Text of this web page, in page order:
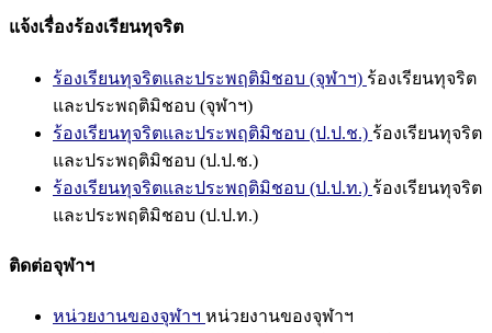
แจ้งเรื่องร้องเรียนทุจริต
ร้องเรียนทุจริตและประพฤติมิชอบ (จุฬาฯ) ร้องเรียนทุจริต
และประพฤติมิชอบ (จุฬาฯ)
ร้องเรียนทุจริตและประพฤติมิชอบ (ป.ป.ช.) ร้องเรียนทุจริต
และประพฤติมิชอบ (ป.ป.ช.)
ร้องเรียนทุจริตและประพฤติมิชอบ (ป.ป.ท.) ร้องเรียนทุจริต
และประพฤติมิชอบ (ป.ป.ท.)
ติดต่อจุฬาฯ
หน่วยงานของจุฬาฯ หน่วยงานของจุฬาฯ